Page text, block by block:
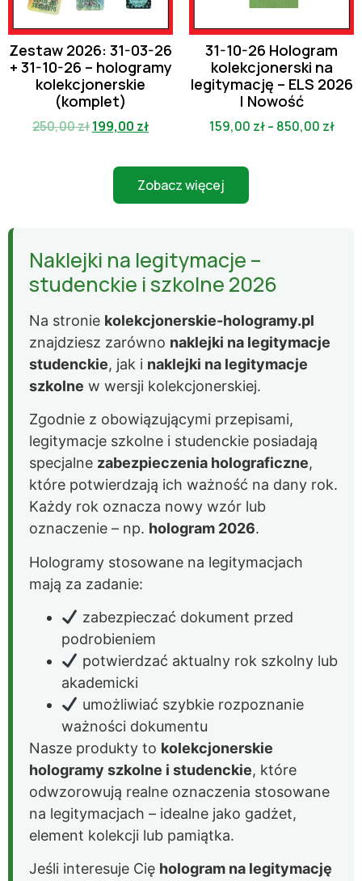
Zestaw 2026: 31-03-26
+ 31-10-26 – hologramy
kolekcjonerskie
(komplet)
250,00zł199,00 zł
31-10-26 Hologram
kolekcjonerski na
legitymację – ELS 2026
| Nowość
159,00 zł– 850,00 zł
Zobacz więcej
Naklejki na legitymacje –
studenckie i szkolne 2026
Na stronie kolekcjonerskie-hologramy.pl
znajdziesz zarówno naklejki na legitymacje
studenckie, jak i naklejki na legitymacje
szkolne w wersji kolekcjonerskiej.
Zgodnie z obowiązującymi przepisami,
legitymacje szkolne i studenckie posiadają
specjalne zabezpieczenia holograficzne,
które potwierdzają ich ważność na dany rok.
Każdy rok oznacza nowy wzór lub
oznaczenie – np. hologram 2026.
Hologramy stosowane na legitymacjach
mają za zadanie:
zabezpieczać dokument przed
podrobieniem
potwierdzać aktualny rok szkolny lub
akademicki
umożliwiać szybkie rozpoznanie
ważności dokumentu
Nasze produkty to kolekcjonerskie
hologramy szkolne i studenckie, które
odwzorowują realne oznaczenia stosowane
na legitymacjach – idealne jako gadżet,
element kolekcji lub pamiątka.
Jeśli interesuje Cię hologram na legitymację